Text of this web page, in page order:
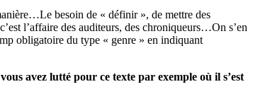
besoin de « définir », de mettre des
l’affaire des auditeurs, des chroniqueurs…On s’en
obligatoire du type « genre » en indiquant
avez lutté pour ce texte par exemple où il s’est